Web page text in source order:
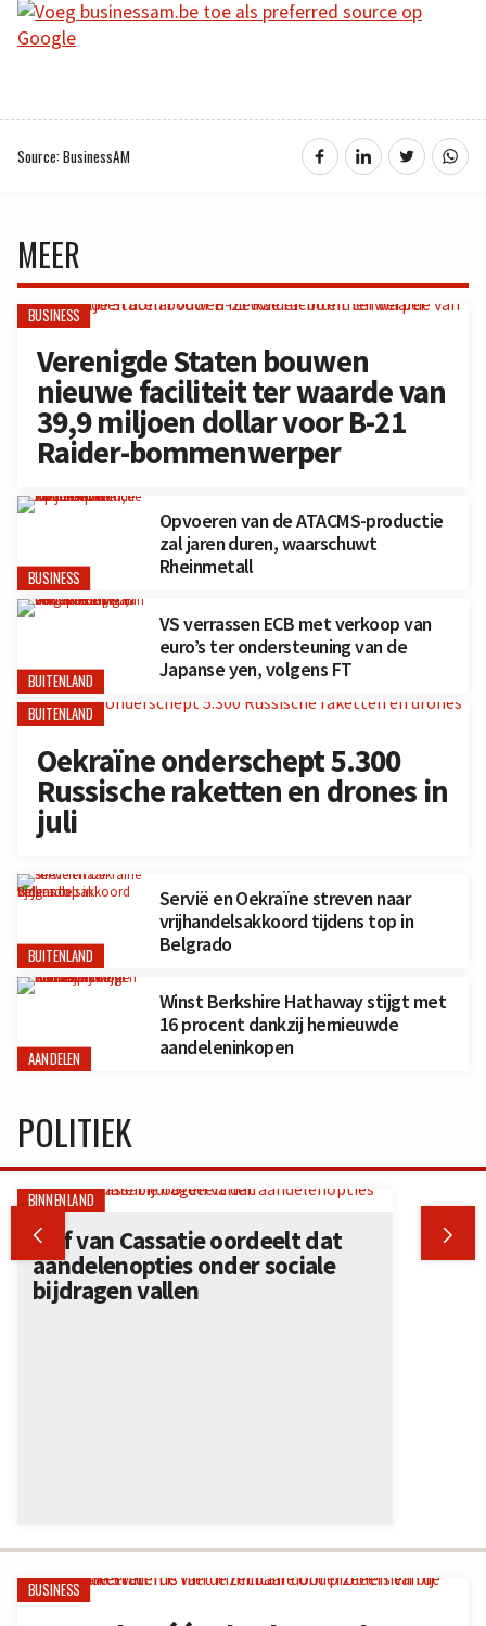
Source: BusinessAM
MEER
BUSINESS
Verenigde Staten bouwen
nieuwe faciliteit ter waarde van
39,9 miljoen dollar voor B-21
Raider-bommenwerper
BUSINESS
Opvoeren van de ATACMS-productie
zal jaren duren, waarschuwt
Rheinmetall
BUITENLAND
VS verrassen ECB met verkoop van
euro’s ter ondersteuning van de
Japanse yen, volgens FT
BUITENLAND
Oekraïne onderschept 5.300
Russische raketten en drones in
juli
BUITENLAND
Servië en Oekraïne streven naar
vrijhandelsakkoord tijdens top in
Belgrado
AANDELEN
Winst Berkshire Hathaway stijgt met
16 procent dankzij hernieuwde
aandeleninkopen
BUSINESS
POLITIEK
 
BINNENLAND
Hof van Cassatie oordeelt dat
aandelenopties onder sociale
bijdragen vallen